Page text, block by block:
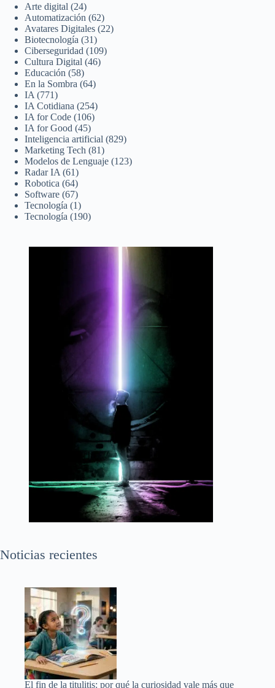
Arte digital (24)
Automatización (62)
Avatares Digitales (22)
Biotecnología (31)
Ciberseguridad (109)
Cultura Digital (46)
Educación (58)
En la Sombra (64)
IA (771)
IA Cotidiana (254)
IA for Code (106)
IA for Good (45)
Inteligencia artificial (829)
Marketing Tech (81)
Modelos de Lenguaje (123)
Radar IA (61)
Robotica (64)
Software (67)
Tecnología (1)
Tecnología (190)
Noticias recientes
El fin de la titulitis: por qué la curiosidad vale más que